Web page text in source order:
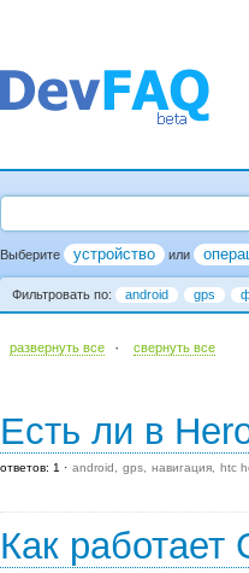
Выберите устройство или
Фильтровать по: android gps
развернуть все · cвернуть все
Есть ли в
ответов: 1 android gps навигация htc
Как работает